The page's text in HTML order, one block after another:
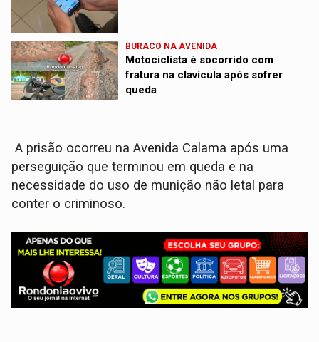
BURACO NA AVENIDA
Motociclista é socorrido com
fratura na clavícula após sofrer
queda
A prisão ocorreu na Avenida Calama após uma
perseguição que terminou em queda e na
necessidade do uso de munição não letal para
conter o criminoso.